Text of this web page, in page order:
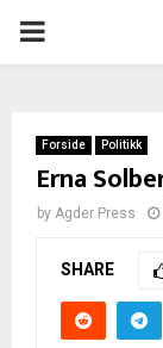
PRIMARY
Forside Politikk
Erna
by Agder Press
SHARE